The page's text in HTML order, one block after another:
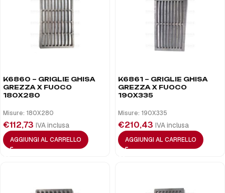
K6860 – GRIGLIE GHISA
GREZZA X FUOCO
180X280
Misure: 180X280
€112,73 IVA inclusa
AGGIUNGI AL CARRELLO
K6861 – GRIGLIE GHISA
GREZZA X FUOCO
190X335
Misure: 190X335
€210,43 IVA inclusa
AGGIUNGI AL CARRELLO